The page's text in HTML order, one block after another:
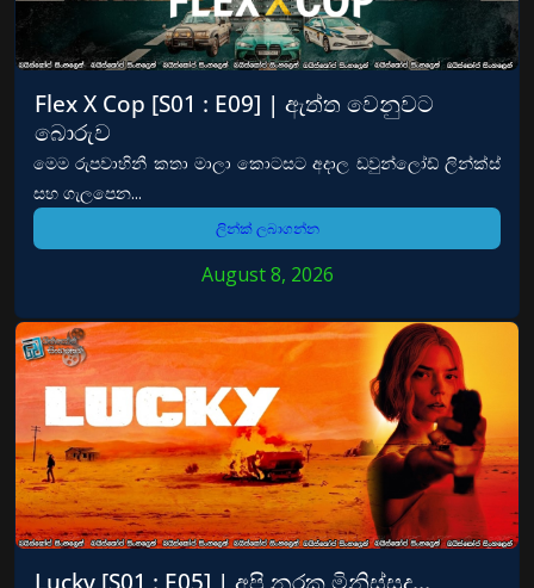
Flex X Cop [S01 : E09] | ඇත්ත වෙනුවට
බොරුව
මෙම රුපවාහිනී කතා මාලා කොටසට අදාල ඩවුන්ලෝඩ් ලින්ක්ස්
සහ ගැලපෙන...
ලින්ක් ලබාගන්න
August 8, 2026